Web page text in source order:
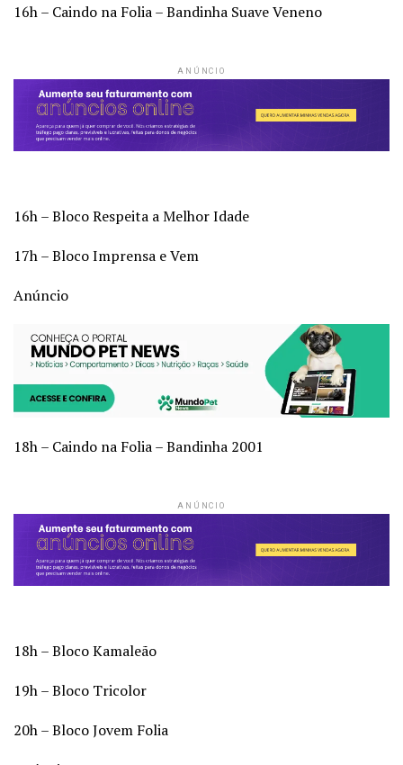
16h – Caindo na Folia – Bandinha Suave Veneno
ANÚNCIO
16h – Bloco Respeita a Melhor Idade
17h – Bloco Imprensa e Vem
Anúncio
18h – Caindo na Folia – Bandinha 2001
ANÚNCIO
18h – Bloco Kamaleão
19h – Bloco Tricolor
20h – Bloco Jovem Folia